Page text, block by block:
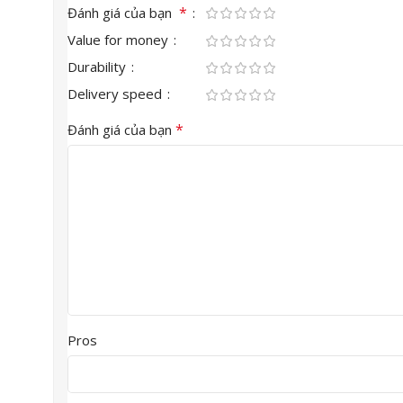
Đánh giá của bạn *
Value for money
Durability
Delivery speed
Đánh giá của bạn *
Pros